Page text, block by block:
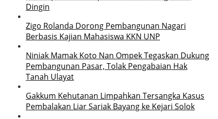
Dingin
Zigo Rolanda Dorong Pembangunan Nagari
Berbasis Kajian Mahasiswa KKN UNP
Niniak Mamak Koto Nan Ompek Tegaskan Dukung
Pembangunan Pasar, Tolak Pengabaian Hak
Tanah Ulayat
Gakkum Kehutanan Limpahkan Tersangka Kasus
Pembalakan Liar Sariak Bayang ke Kejari Solok